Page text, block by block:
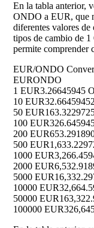
En la tabla anterior,
ONDO a EUR, que
diferentes valores
tipos de cambio de
permite comprender
EUR/ONDO
EURONDO
1 EUR3.26645945
10 EUR
50 EUR
100 EUR
200 EUR
500 EUR
1000 EUR
2000 EUR
5000 EUR
10000 EUR
50000 EUR
100000 EUR